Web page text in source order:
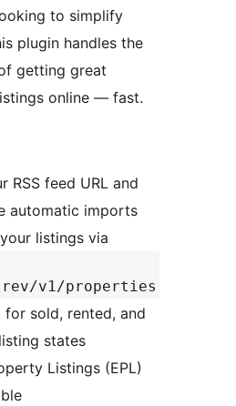
to simplify
plugin handles the
getting great
online — fast.
RSS feed URL and
automatic imports
listings via
v1/properties
for sold, rented, and
states
Listings (EPL)